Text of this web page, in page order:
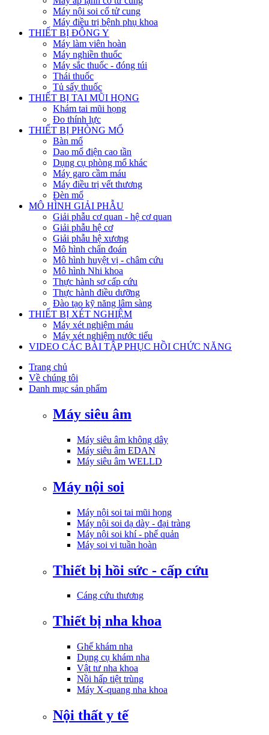
Máy nội soi cổ tử cung
Máy điều trị bệnh phụ khoa
THIẾT BỊ ĐÔNG Y
Máy làm viên hoàn
Máy nghiền thuốc
Máy sắc thuốc - đóng túi
Thái thuốc
Tủ sấy thuốc
THIẾT BỊ TAI MŨI HỌNG
Khám tai mũi họng
Đo thính lực
THIẾT BỊ PHÒNG MỔ
Bàn mổ
Dao mổ điện cao tần
Dụng cụ phòng mổ khác
Máy garo cầm máu
Máy điều trị vết thương
Đèn mổ
MÔ HÌNH GIẢI PHẪU
Giải phẫu cơ quan - hệ cơ quan
Giải phẫu hệ cơ
Giải phẫu hệ xương
Mô hình chẩn đoán
Mô hình huyệt vị - châm cứu
Mô hình Nhi khoa
Thực hành sơ cấp cứu
Thực hành điều dưỡng
Đào tạo kỹ năng lâm sàng
THIẾT BỊ XÉT NGHIỆM
Máy xét nghiệm máu
Máy xét nghiệm nước tiểu
VIDEO CÁC BÀI TẬP PHỤC HỒI CHỨC NĂNG
Trang chủ
Về chúng tôi
Danh mục sản phẩm
Máy siêu âm
Máy siêu âm không dây
Máy siêu âm EDAN
Máy siêu âm WELLD
Máy nội soi
Máy nội soi tai mũi họng
Máy nội soi dạ dày - đại tràng
Máy nội soi khí - phế quản
Máy soi vi tuần hoàn
Thiết bị hồi sức - cấp cứu
Cáng cứu thương
Thiết bị nha khoa
Ghế khám nha
Dụng cụ khám nha
Vật tư nha khoa
Nồi hấp tiệt trùng
Máy X-quang nha khoa
Nội thất y tế